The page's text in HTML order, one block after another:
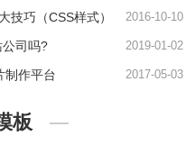
技巧（CSS样式） 2016-10-10
司吗? 2019-01-02
制作平台 2017-05-03
板